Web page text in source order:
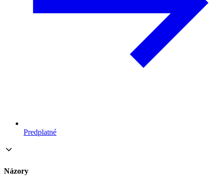
Predplatné
Názory